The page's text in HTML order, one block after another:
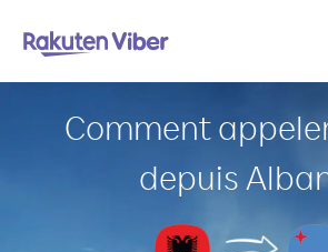
Comment
depuis